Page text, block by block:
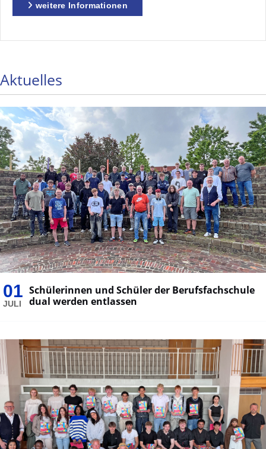
weitere Informationen
Aktuelles
01
JULI
Schülerinnen und Schüler der Berufsfachschule
dual werden entlassen